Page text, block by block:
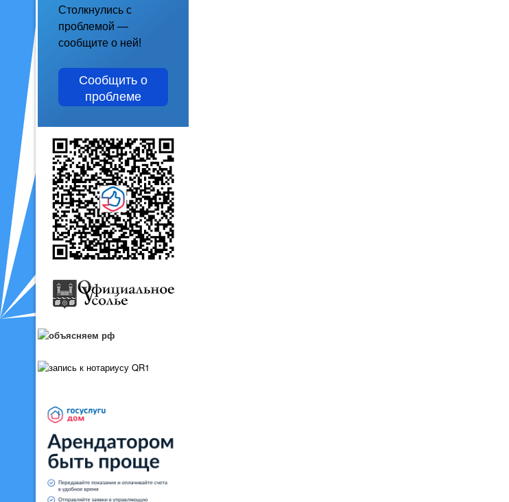
Столкнулись с
проблемой —
сообщите о ней!
Сообщить о
проблеме